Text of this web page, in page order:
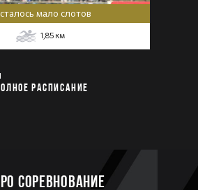
мало слотов
1,85 км
РАСПИСАНИЕ
соревнование